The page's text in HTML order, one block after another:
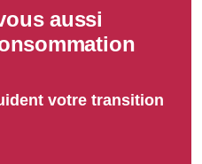
aussi
votre transition